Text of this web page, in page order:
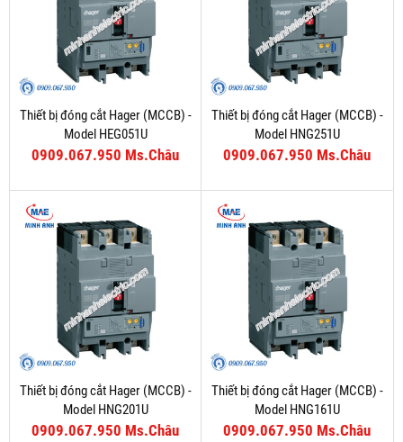
Thiết bị đóng cắt Hager (MCCB) -
Model HEG051U
0909.067.950 Ms.Châu
Thiết bị đóng cắt Hager (MCCB) -
Model HNG251U
0909.067.950 Ms.Châu
Thiết bị đóng cắt Hager (MCCB) -
Model HNG201U
0909.067.950 Ms.Châu
Thiết bị đóng cắt Hager (MCCB) -
Model HNG161U
0909.067.950 Ms.Châu